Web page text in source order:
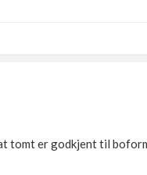
tomt er godkjent til